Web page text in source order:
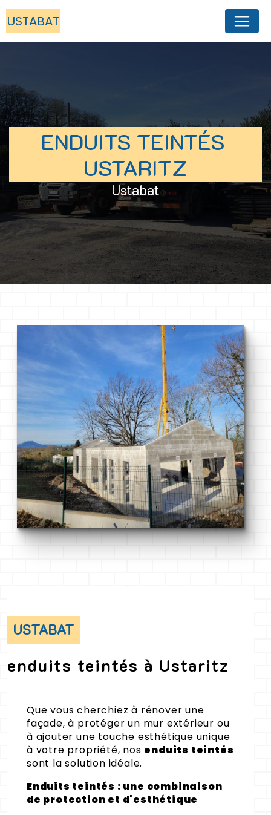
USTABAT
ENDUITS TEINTÉS
USTARITZ
Ustabat
USTABAT
enduits teintés à Ustaritz
Que vous cherchiez à rénover une
façade, à protéger un mur extérieur ou
à ajouter une touche esthétique unique
à votre propriété, nos enduits teintés
sont la solution idéale.
Enduits teintés : une combinaison
de protection et d'esthétique
Panneau de gestion des cookies